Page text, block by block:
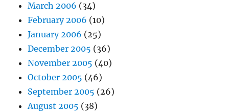
March 2006 (34)
February 2006 (10)
January 2006 (25)
December 2005 (36)
November 2005 (40)
October 2005 (46)
September 2005 (26)
August 2005 (38)